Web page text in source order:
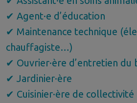
✔ Agent·e d’éducation
✔ Maintenance technique
chauffagiste…)
✔ Ouvrier·ère d’entretien du
✔ Jardinier·ère
✔ Cuisinier·ère de collectivité